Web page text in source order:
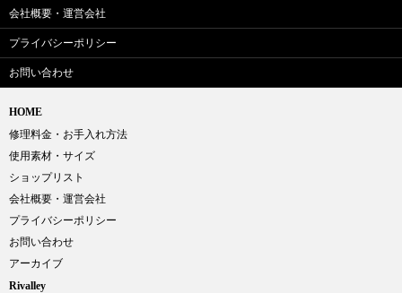
会社概要・運営会社
プライバシーポリシー
お問い合わせ
HOME
修理料金・お手入れ方法
使用素材・サイズ
ショップリスト
会社概要・運営会社
プライバシーポリシー
お問い合わせ
アーカイブ
Rivalley